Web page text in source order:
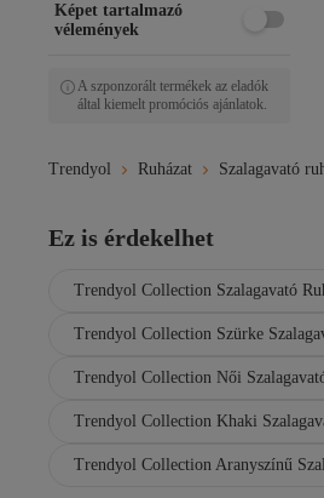
Képet tartalmazó
vélemények
A szponzorált termékek az eladók
által kiemelt promóciós ajánlatok.
Trendyol Ruházat Szalagavató
Ez is érdekelhet
Trendyol Collection Szalagavató
Trendyol Collection Szürke
Trendyol Collection Női
Trendyol Collection Khaki
Trendyol Collection Aranyszínű